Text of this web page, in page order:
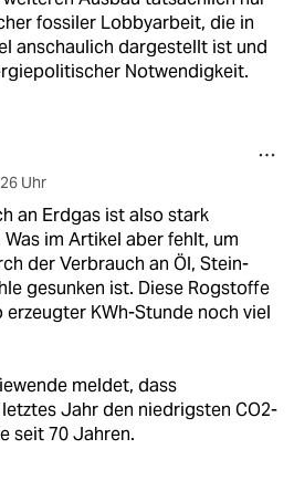
fossiler Lobbyarbeit, die in
anschaulich dargestellt ist und
Notwendigkeit.
Uhr
an Erdgas ist also stark
im Artikel aber fehlt, um
der Verbrauch an Öl, Stein-
gesunken ist. Diese Rogstoffe
erzeugter KWh-Stunde noch viel
meldet, dass
Jahr den niedrigsten CO2-
seit 70 Jahren.